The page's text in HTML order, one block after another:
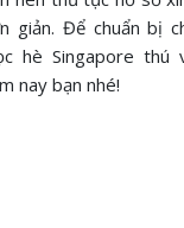
giản. Để chuẩn bị
hè Singapore thú
nay bạn nhé!